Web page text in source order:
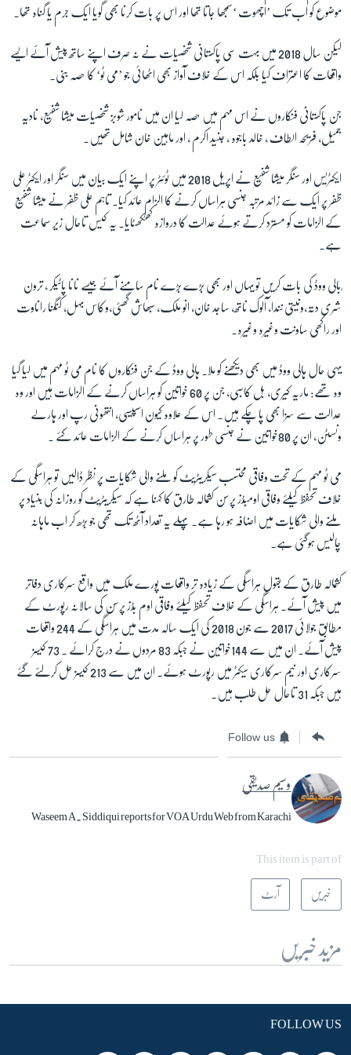
زبان
موضوع کو اب تک ’اچھوت ‘سمجھا جاتا تھا اور اس پر بات کرنا بھی گویا ایک جرم یا گناہ تھا۔
لیکن سال 2018 میں بہت سی پاکستانی شخصیات نے نہ صرف اپنے ساتھ پیش آئے ایسے
واقعات کا اعتراف کیا بلکہ اس کے خلاف آواز بھی اٹھائی جو ’می ٹو‘ کا حصہ بنی۔
جن پاکستانی فنکاروں نے اس مہم میں حصہ لیا ان میں نامور شوبز شخصیات میشا شفیع، نادیہ
جمیل، فریحہ الطاف ، خالد باجوہ ، جنید اکرم ، اور ماہین خان شامل تھیں۔
ایکٹریس اور سنگر میشا شفیع نے اپریل 2018 میں ٹوئٹر پر اپنے ایک بیان میں سنگر اور ایکٹر علی
ظفر پر ایک سے زائد مرتبہ جنسی ہراساں کرنے کا الزام عائد کیا۔ تاہم علی ظفر نے میشا شفیع
کے الزامات کو مسترد کرتے ہوئے عدالت کا دروازہ کھٹکھٹایا۔ یہ کیس تاحال زیر سماعت
ہے۔
ًبالی ووڈ کی بات کریں تو یہاں اور بھی بڑے بڑے نام سامنے آئے جیسے نانا پاٹیکر ، ترون
شری دتہ،ونیتی نندا، آلوک ناتھ، ساجد خان، انو ملک، سبھاش گھئی،وکاس بہل، کنگنا راناوت
اور راکھی ساونت وغیرہ وغیرہ۔
یہی حال ہالی ووڈ میں بھی دیکھنے کو ملا۔ ہالی ووڈ کے جن فنکاروں کا نام می ٹو مہم میں لیا گیا
وہ تھے: ماریہ کیری، بل کاسبی، جن پر 60 خواتین کو ہراساں کرنے کے الزامات ہیں اور وہ
عدالت سے سزا بھی پا چکے ہیں۔ اس کے علاوہ کیون اسپیسی، انتھونی رپ اور ہارلے
ونسٹن، ان پر 80خواتین نے جنسی طور پر ہراساں کرنے کے الزامات عائد کئے ۔
می ٹو مہم کے تحت وفاقی محتسب سیکریٹریٹ کو ملنے والی شکایات پر نظر ڈالیں تو ہراسگی کے
خلاف تحفظ کیلئے وفاقی اومبڈز پرسن کشمالہ طارق کا کہنا ہے کہ سیکریٹریٹ کو روزانہ کی بنیاد پر
ملنے والی شکایات میں اضافہ ہو رہا ہے۔ پہلے یہ تعداد آٹھ تک تھی جو بڑھ کر اب ماہانہ
چالیس ہوگئی ہے۔
کشمالہ طارق کے بقول ہراسگی کے زیادہ تر واقعات پورے ملک میں واقع سرکاری دفاتر
میں پیش آئے۔ ہراسگی کے خلاف تحفظ کیلئے وفاقی اوم بڈز پرسن کی سالانہ رپورٹ کے
مطابق جولائی 2017 سے جون 2018 کی ایک سالہ مدت میں ہراسگی کے 244 واقعات
پیش آئے۔ ان میں سے 144خواتین نے جبکہ 83 مردوں نے درج کرائے ۔ 73 کیسز
سرکاری اور نیم سرکاری سیکٹر میں رپورٹ ہوئے۔ ان میں سے 213 کیسز حل کرلئے گئے
ہیں جبکہ 31 تاحال حل طلب ہیں۔
Follow us
وسیم صدیقی
Waseem A. Siddiqui reports for VOA Urdu Web from Karachi
This item is part of
خبریں آرٹ
مزید خبریں
FOLLOW US